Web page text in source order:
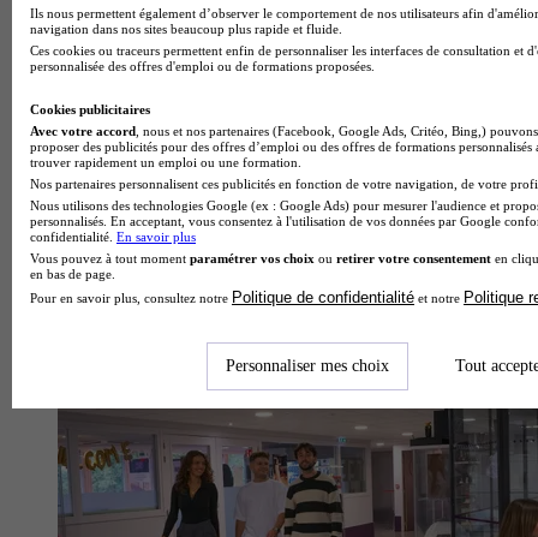
École d'ingénieurs
Ils nous permettent également d’observer le comportement de nos utilisateurs afin
navigation dans nos sites beaucoup plus rapide et fluide.
Ces cookies ou traceurs permettent enfin de personnaliser les interfaces de consultation et
personnalisée des offres d'emploi ou de formations proposées.
Cookies publicitaires
Avec votre accord , nous et nos partenaires (Facebook, Google Ads, Critéo, Bing,)
proposer des publicités pour des offres d’emploi ou des offres de formations
trouver rapidement un emploi ou une formation.
Nos partenaires personnalisent ces publicités en fonction de votre navigation, de votre
Nous utilisons des technologies Google (ex : Google Ads) pour mesurer l'audience et
personnalisés. En acceptant, vous consentez à l'utilisation de vos données par Google
confidentialité. En savoir plus
Vous pouvez à tout moment paramétrer vos choix ou retirer votre consentement en
en bas de page.
Pour en savoir plus, consultez notre Politique de confidentialité et notre Politique
Personnaliser mes choix Tout